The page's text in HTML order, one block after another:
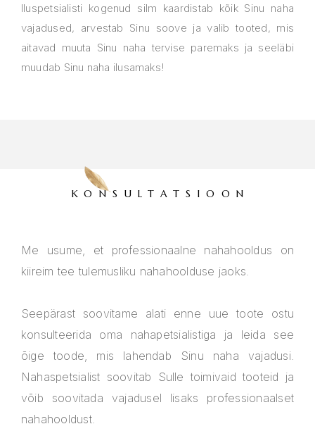
Iluspetsialisti kogenud silm kaardistab kõik Sinu naha
vajadused, arvestab Sinu soove ja valib tooted, mis
aitavad muuta Sinu naha tervise paremaks ja seeläbi
muudab Sinu naha ilusamaks!
KONSULTATSIOON
Me usume, et professionaalne nahahooldus on
kiireim tee tulemusliku nahahoolduse jaoks.
Seepärast soovitame alati enne uue toote ostu
konsulteerida oma nahapetsialistiga ja leida see
õige toode, mis lahendab Sinu naha vajadusi.
Nahaspetsialist soovitab Sulle toimivaid tooteid ja
võib soovitada vajadusel lisaks professionaalset
nahahooldust.